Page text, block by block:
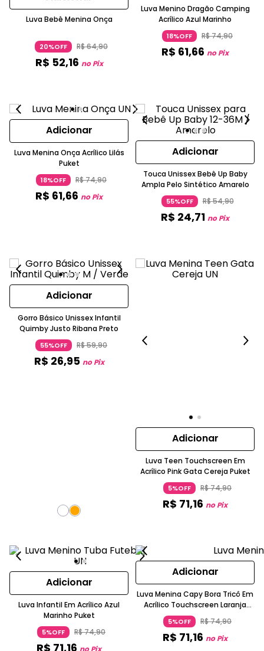
Luva Bebê Menina Onça
20%OFF R$64,90
R$ 52,16 no Pix
Luva Menino Dragão Camping
Acrílico Azul Marinho
18%OFF R$74,90
R$ 61,66 no Pix
Adicionar
Luva Menina Onça Acrílico Lilás
Puket
18%OFF R$74,90
R$ 61,66 no Pix
Adicionar
Touca Unissex Bebê Up Baby
Ampla Pelo Sintético Amarelo
55%OFF R$54,90
R$ 24,71 no Pix
Adicionar
Gorro Básico Unissex Infantil
Quimby Justo Ribana Preto
55%OFF R$59,90
R$ 26,95 no Pix
Adicionar
Luva Teen Touchscreen Em
Acrílico Pink Gata Cereja Puket
5%OFF R$74,90
R$ 71,16 no Pix
Adicionar
Luva Infantil Em Acrílico Azul
Marinho Puket
5%OFF R$74,90
R$ 71,16
Adicionar
Luva Menina Capy Bora Tricô Em
Acrílico Touchscreen Laranja
Claro Puket
5%OFF R$74,90
R$ 71,16 no Pix